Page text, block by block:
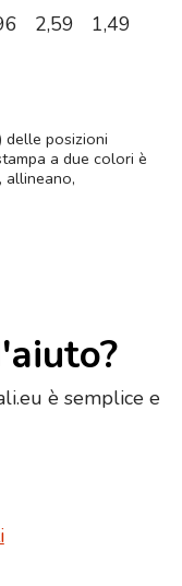
2,59 1,49
delle posizioni
a due colori è
è semplice e